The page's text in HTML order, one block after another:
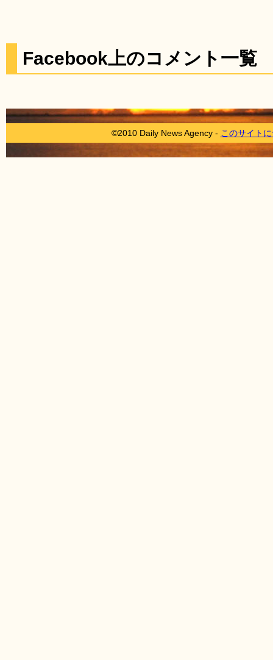
Facebook上のコメント一覧
©2010 Daily News Agency - このサイト